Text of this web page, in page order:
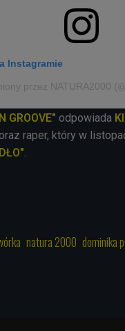
Instagramie
przez NATURA2000
GROOVE" odpowiada
raper, który w
.
natura 2000 dominika